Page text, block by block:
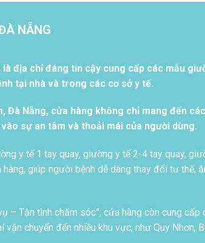
NẴNG
địa chỉ đáng tin cậy cung cấp các mẫu
tại nhà và trong các cơ sở y tế.
Đà Nẵng, cửa hàng không chỉ mang đến
sự an tâm và thoải mái của người dùng.
y tế 1 tay quay, giường y tế 2-4 tay quay,
giúp người bệnh dễ dàng thay đổi tư thế,
– Tận tình chăm sóc”, cửa hàng còn cung
chuyển đến nhiều khu vực, như Quy Nhơn,